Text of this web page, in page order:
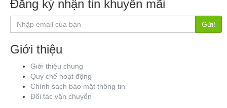
Giới thiệu
Giới thiệu chung
Quy chế hoạt động
Chính sách bảo mật thông tin
Đối tác vận chuyển
Hỗ trợ khách hàng